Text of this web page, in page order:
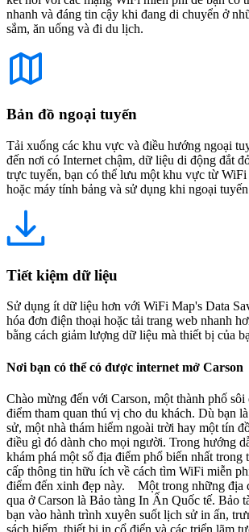
nhanh và đáng tin cậy khi đang di chuyển ở
sắm, ăn uống và đi du lịch.
Bản đồ ngoại tuyến
Tải xuống các khu vực và điều hướng ngoại
đến nơi có Internet chậm, dữ liệu di động đắt
trực tuyến, bạn có thể lưu một khu vực từ
hoặc máy tính bảng và sử dụng khi ngoại
Tiết kiệm dữ liệu
Sử dụng ít dữ liệu hơn với WiFi Map's Data
hóa đơn điện thoại hoặc tải trang web nhanh
bằng cách giảm lượng dữ liệu mà thiết bị của
Nơi bạn có thể có được internet mở Carson
Chào mừng đến với Carson, một thành phố sôi
điểm tham quan thú vị cho du khách. Dù bạn
sử, một nhà thám hiểm ngoài trời hay một tín
điều gì đó dành cho mọi người. Trong hướng
khám phá một số địa điểm phổ biến nhất trong
cấp thông tin hữu ích về cách tìm WiFi miễn
điểm đến xinh đẹp này. Một trong những địa
qua ở Carson là Bảo tàng In Ấn Quốc tế. Bảo
bạn vào hành trình xuyên suốt lịch sử in ấn,
sách hiếm, thiết bị in cổ điển và các triển lãm